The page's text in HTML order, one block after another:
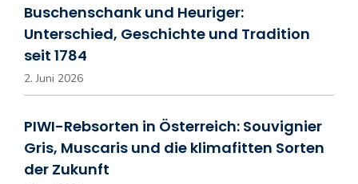
Buschenschank und Heuriger:
Unterschied, Geschichte und Tradition
seit 1784
2. Juni 2026
PIWI-Rebsorten in Österreich: Souvignier
Gris, Muscaris und die klimafitten Sorten
der Zukunft